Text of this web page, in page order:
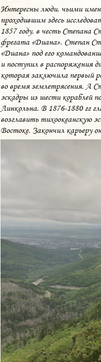
Интересны люди, чьими
проходившим здесь
1857 году, в честь Степана
фрегата «Диана». Степан
«Диана» под его
и поступил в распоряжения
которая заключила первый
во время землетрясения. А
эскадры из шести кораблей
Линкольна. В 1876-1880 гг
возглавить тихоокеанскую
Востоке. Закончил карьеру